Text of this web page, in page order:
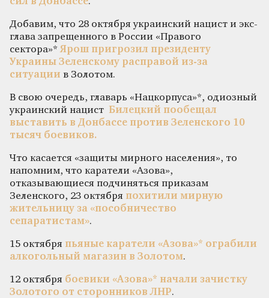
Добавим, что 28 октября украинский нацист и экс-
глава запрещенного в России «Правого
сектора»*Ярош пригрозил президенту
Украины Зеленскому расправой из-за
ситуации в Золотом.
В свою очередь, главарь «Нацкорпуса»*, одиозный
украинский нацист Билецкий пообещал
выставить в Донбассе против Зеленского 10
тысяч боевиков.
Что касается «защиты мирного населения», то
напомним, что каратели «Азова»,
отказывающиеся подчиняться приказам
Зеленского, 23 октября похитили мирную
жительницу за «пособничество
сепаратистам».
15 октября пьяные каратели «Азова»* ограбили
алкогольный магазин в Золотом.
12 октября боевики «Азова»* начали зачистку
Золотого от сторонников ЛНР.